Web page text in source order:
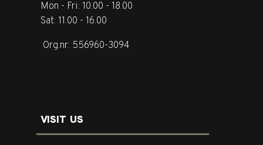
Mon - Fri: 10.00 - 18.00
Sat: 11.00 - 16.00
Org.nr: 556960-3094
VISIT US